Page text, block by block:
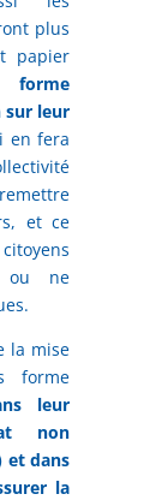
plus
papier
sur leur
en fera
et ce
ou ne
la mise
forme
leur
non
et dans
la